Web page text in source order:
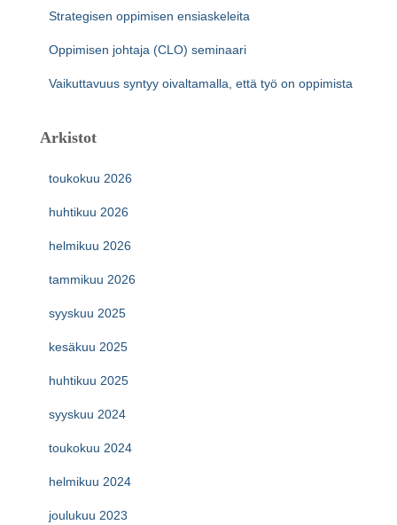
Strategisen oppimisen ensiaskeleita
Oppimisen johtaja (CLO) seminaari
Vaikuttavuus syntyy oivaltamalla, että työ on oppimista
Arkistot
toukokuu 2026
huhtikuu 2026
helmikuu 2026
tammikuu 2026
syyskuu 2025
kesäkuu 2025
huhtikuu 2025
syyskuu 2024
toukokuu 2024
helmikuu 2024
joulukuu 2023